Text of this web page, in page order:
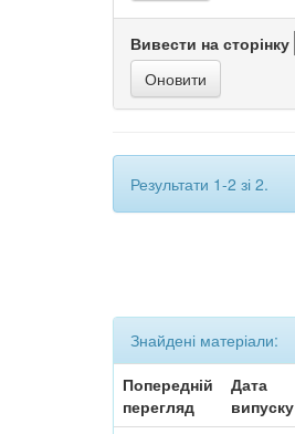
Вивести на сторінку
Результати 1-2 зі 2.
Знайдені матеріали:
Попередній
перегляд
Дата
випуску